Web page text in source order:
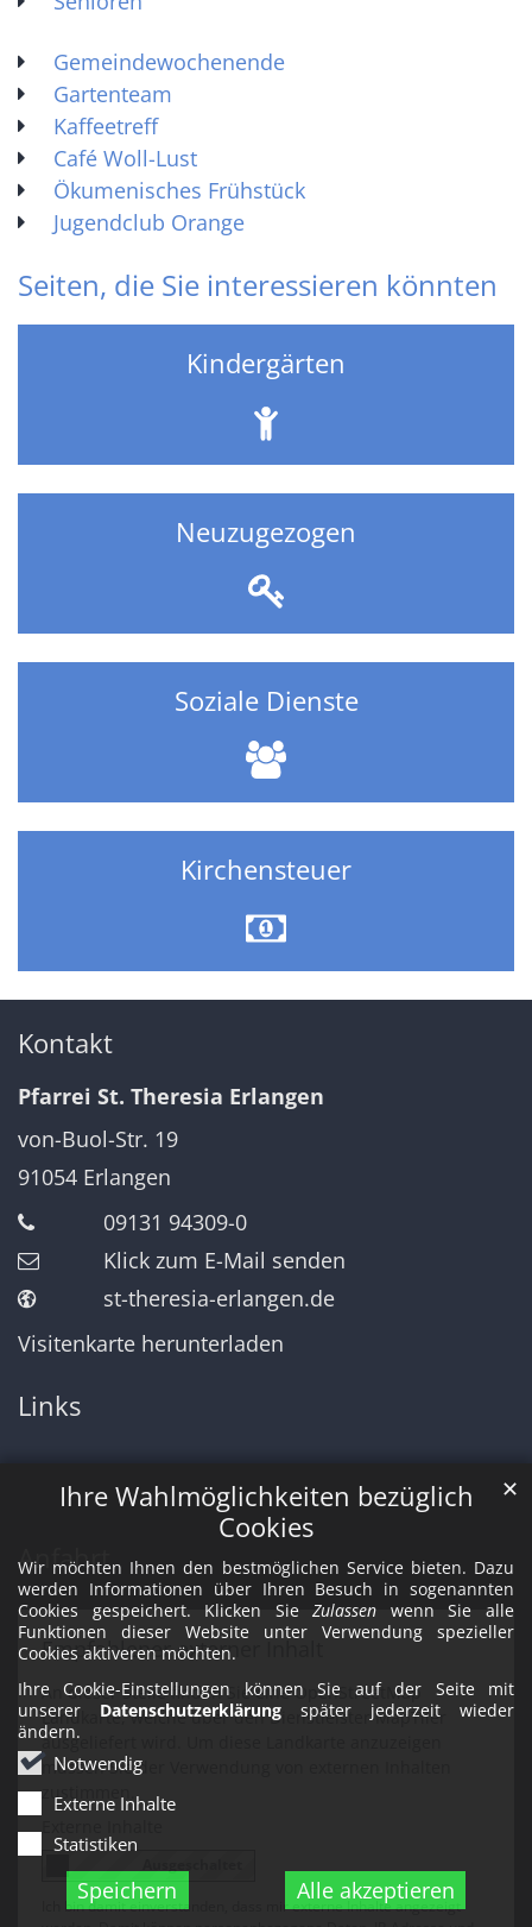
Ihre Wahlmöglichkeiten bezüglich
Cookies
Wir möchten Ihnen den bestmöglichen Service bieten. Dazu
werden Informationen über Ihren Besuch in sogenannten
Cookies gespeichert. Klicken SieZulassen wenn Sie alle
Funktionen dieser Website unter Verwendung spezieller
Cookies aktiveren möchten.
Ihre Cookie-Einstellungen können Sie auf der Seite mit
unserer Datenschutzerklärung später jederzeit wieder
ändern.
Notwendig
Externe Inhalte
Statistiken
Speichern Alle akzeptieren
✕
Gemeindewochenende
Gartenteam
Kaffeetreff
Café Woll-Lust
Ökumenisches Frühstück
Jugendclub Orange
Seiten, die Sie interessieren könnten
Kindergärten
Neuzugezogen
Soziale Dienste
Kirchensteuer
Kontakt
Pfarrei St. Theresia Erlangen
von-Buol-Str. 19
91054 Erlangen
09131 94309-0
Klick zum E-Mail senden
st-theresia-erlangen.de
Visitenkarte herunterladen
Links
Anfahrt
Empfohlener externer Inhalt
An dieser Stelle finden Sie eine OpenStreetMap
Landkarte, welche über den Dienstleister MapTiler
ausgeliefert wird. Um diese Landkarte anzuzeigen
müssen Sie der Verwendung von externen Inhalten
zustimmen.
Ich bin damit einverstanden, dass mir externe Inhalte angezeigt